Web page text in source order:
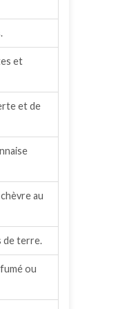
et
et de
au
de terre.
ou